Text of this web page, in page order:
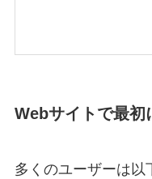
Webサイトで最初
多くのユーザーは以